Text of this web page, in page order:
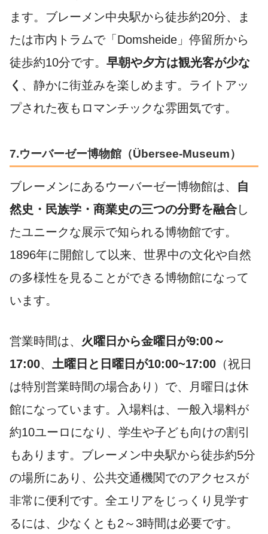
ます。ブレーメン中央駅から徒歩約20分、ま
たは市内トラムで「Domsheide」停留所から
徒歩約10分です。 早朝や夕方は観光客が少な
く 、静かに街並みを楽しめます。ライトアッ
プされた夜もロマンチックな雰囲気です。
7.ウーバーゼー博物館（Übersee-Museum）
ブレーメンにあるウーバーゼー博物館は、 自
然史・民族学・商業史の三つの分野を融合し
たユニークな展示で知られる博物館です。
1896年に開館して以来、世界中の文化や自然
の多様性を見ることができる博物館になって
います。
営業時間は、 火曜日から金曜日が9:00～
17:00、 土曜日と日曜日が10:00~17:00 （祝日
は特別営業時間の場合あり）で、月曜日は休
館になっています。入場料は、一般入場料が
約10ユーロになり、学生や子ども向けの割引
もあります。ブレーメン中央駅から徒歩約5分
の場所にあり、公共交通機関でのアクセスが
非常に便利です。全エリアをじっくり見学す
るには、少なくとも2～3時間は必要です。